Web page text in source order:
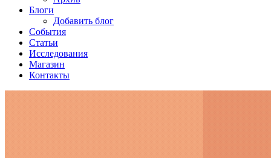
Блоги
Добавить блог
События
Статьи
Исследования
Магазин
Контакты